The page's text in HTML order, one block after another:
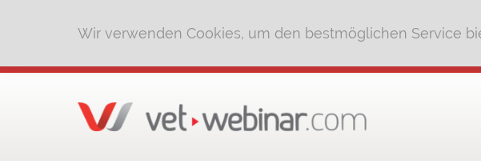
Wir verwenden Cookies, um den bestmöglichen Service